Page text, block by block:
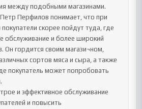
между подобными магазинами.
Перфилов понимает, что при
скорее пойдут туда, где
обслуживание и более широкий
Он гордится своим магази¬ном,
сортов мяса и сыра, а также
покупатель может попробовать
и эффективное обслуживание
и повысить